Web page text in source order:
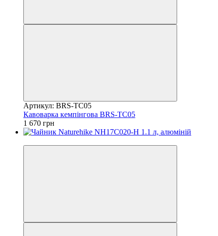
Артикул: BRS-TC05
Кавоварка кемпінгова BRS-TC05
1 670 грн